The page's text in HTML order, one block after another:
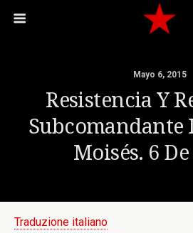
Mayo 6, 2015
Resistencia Y
Subcomandante
Moisés. 6
Traduzione italiano